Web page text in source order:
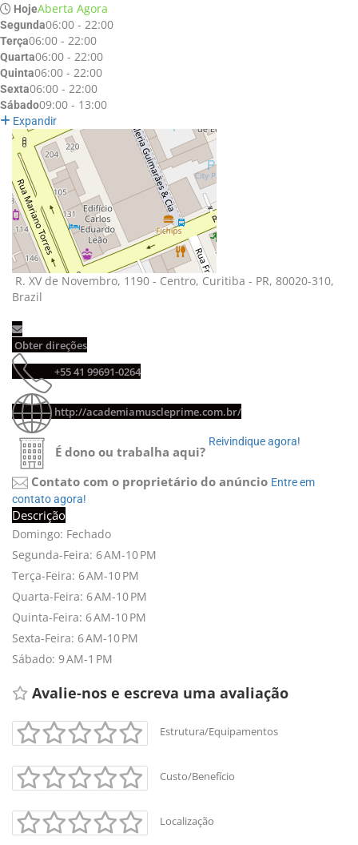
HojeAberta Agora
Segunda06:00 - 22:00
Terça06:00 - 22:00
Quarta06:00 - 22:00
Quinta06:00 - 22:00
Sexta06:00 - 22:00
Sábado09:00 - 13:00
Expandir
+ -
Leaflet
R. XV de Novembro, 1190 - Centro, Curitiba - PR, 80020-310,
Brazil
Obter direções
+55 41 99691-0264
http://academiamuscleprime.com.br/
É dono ou trabalha aqui?
Reivindique agora!
Contato com o proprietário do anúncio Entre em
contato agora!
Descrição
Domingo: Fechado
Segunda-Feira: 6 AM-10 PM
Terça-Feira: 6 AM-10 PM
Quarta-Feira: 6 AM-10 PM
Quinta-Feira: 6 AM-10 PM
Sexta-Feira: 6 AM-10 PM
Sábado: 9 AM-1 PM
Avalie-nos e escreva uma avaliação
Estrutura/Equipamentos
Custo/Benefício
Localização